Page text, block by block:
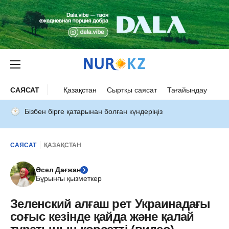
САЯСАТ Қазақстан Сыртқы саясат Тағайындау
Бізбен бірге қатарынан болған күндеріңіз
САЯСАТ ҚАЗАҚСТАН
Әсел Дағжан
Бұрынғы қызметкер
Зеленский алғаш рет Украинадағы
соғыс кезінде қайда және қалай